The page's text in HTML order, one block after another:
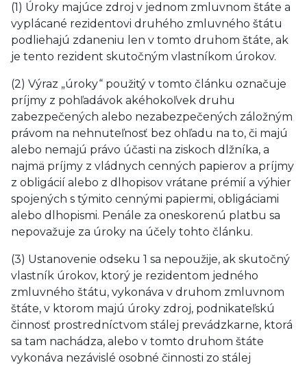
(1) Úroky majúce zdroj v jednom zmluvnom štáte a
vyplácané rezidentovi druhého zmluvného štátu
podliehajú zdaneniu len v tomto druhom štáte, ak
je tento rezident skutočným vlastníkom úrokov.
(2) Výraz „úroky“ použitý v tomto článku označuje
príjmy z pohľadávok akéhokoľvek druhu
zabezpečených alebo nezabezpečených záložným
právom na nehnuteľnosť bez ohľadu na to, či majú
alebo nemajú právo účasti na ziskoch dlžníka, a
najmä príjmy z vládnych cenných papierov a príjmy
z obligácií alebo z dlhopisov vrátane prémií a výhier
spojených s týmito cennými papiermi, obligáciami
alebo dlhopismi. Penále za oneskorenú platbu sa
nepovažuje za úroky na účely tohto článku.
(3) Ustanovenie odseku 1 sa nepoužije, ak skutočný
vlastník úrokov, ktorý je rezidentom jedného
zmluvného štátu, vykonáva v druhom zmluvnom
štáte, v ktorom majú úroky zdroj, podnikateľskú
činnosť prostredníctvom stálej prevádzkarne, ktorá
sa tam nachádza, alebo v tomto druhom štáte
vykonáva nezávislé osobné činnosti zo stálej